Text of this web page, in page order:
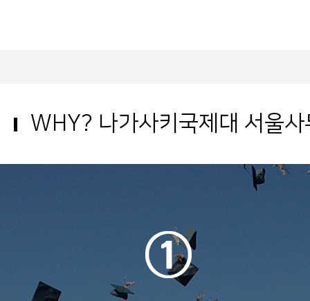
WHY? 나가사키국제대 서울